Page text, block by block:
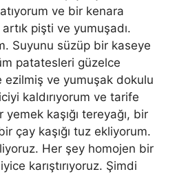
ve bir kenara
pişti ve yumuşadı.
Suyunu süzüp bir kaseye
patatesleri güzelce
ezilmiş ve yumuşak dokulu
kaldırıyorum ve tarife
kaşığı tereyağı, bir
çay kaşığı tuz ekliyorum.
Her şey homojen bir
karıştırıyoruz. Şimdi